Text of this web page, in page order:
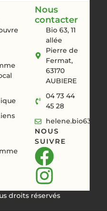
Nous
contacter
Bio 63, 11
allée
Pierre de
Fermat,
63170
AUBIERE
04 73 44
45 28
NOUS
SUIVRE
droits réservés